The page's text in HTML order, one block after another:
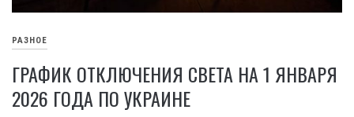
РАЗНОЕ
ГРАФИК ОТКЛЮЧЕНИЯ СВЕТА НА 1 ЯНВАРЯ
2026 ГОДА ПО УКРАИНЕ